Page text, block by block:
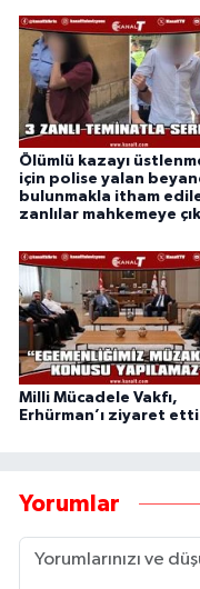
Ölümlü kazayı
için polise yalan
bulunmakla itham
zanlılar mahkemeye
Milli Mücadele Vakfı,
Erhürman’ı ziyaret etti
Yorumlar